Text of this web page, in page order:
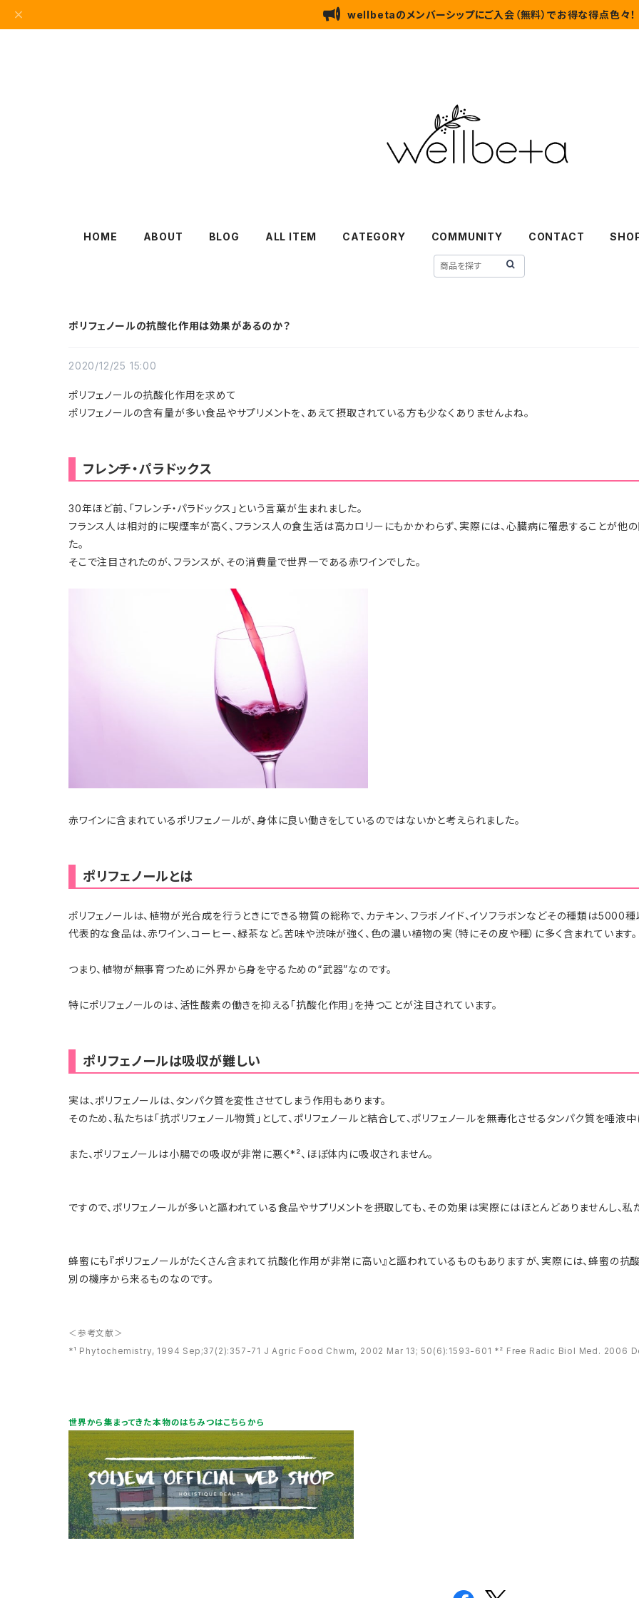
wellbetaのメンバーシップにご入会（無料）でお得な得点色々！
HOME ABOUT BLOG ALL ITEM CATEGORY COMMUNITY CONTACT
ポリフェノールの抗酸化作用は効果があるのか？
2020/12/25 15:00
ポリフェノールの抗酸化作用を求めて
ポリフェノールの含有量が多い食品やサプリメントを、あえて摂取されている方も少なくありませんよね。
フレンチ・パラドックス
30年ほど前、「フレンチ・パラドックス」という言葉が生まれました。
フランス人は相対的に喫煙率が高く、フランス人の食生活は高カロリーにもかかわらず、実際には、心臓病に罹患することが
た。
そこで注目されたのが、フランスが、その消費量で世界一である赤ワインでした。
赤ワインに含まれているポリフェノールが、身体に良い働きをしているのではないかと考えられました。
ポリフェノールとは
ポリフェノールは、植物が光合成を行うときにできる物質の総称で、カテキン、フラボノイド、イソフラボンなどその種類は5000
代表的な食品は、赤ワイン、コーヒー、緑茶など。苦味や渋味が強く、色の濃い植物の実（特にその皮や種）に多く含まれています。
つまり、植物が無事育つために外界から身を守るための“武器”なのです。
特にポリフェノールのは、活性酸素の働きを抑える「抗酸化作用」を持つことが注目されています。
ポリフェノールは吸収が難しい
実は、ポリフェノールは、タンパク質を変性させてしまう作用もあります。
そのため、私たちは「抗ポリフェノール物質」として、ポリフェノールと結合して、ポリフェノールを無毒化させるタンパク質を唾液中
また、ポリフェノールは小腸での吸収が非常に悪く*²、ほぼ体内に吸収されません。
ですので、ポリフェノールが多いと謳われている食品やサプリメントを摂取しても、その効果は実際にはほとんどありませんし、
蜂蜜にも『ポリフェノールがたくさん含まれて抗酸化作用が非常に高い』と謳われているものもありますが、実際には、蜂蜜の抗
別の機序から来るものなのです。
＜参考文献＞
*¹ Phytochemistry, 1994 Sep;37(2):357-71 J Agric Food Chwm, 2002 Mar 13; 50(6):1593-601 *² Free Radic Biol Med. 2006
世界から集まってきた本物のはちみつはこちらから